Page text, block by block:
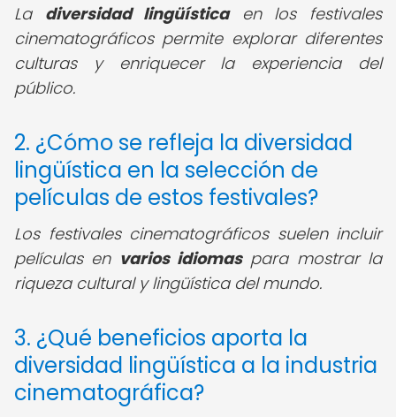
La diversidad lingüísticaen los festivales
cinematográficos permite explorar diferentes
culturas y enriquecer la experiencia del
público.
2. ¿Cómo se refleja la diversidad
lingüística en la selección de
películas de estos festivales?
Los festivales cinematográficos suelen incluir
películas en varios idiomaspara mostrar la
riqueza cultural y lingüística del mundo.
3. ¿Qué beneficios aporta la
diversidad lingüística a la industria
cinematográfica?